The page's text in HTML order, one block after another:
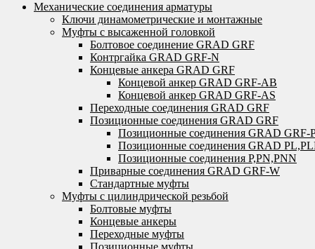
Механические соединения арматуры
Ключи динамометрические и монтажные
Муфты с высаженной головкой
Болтовое соединение GRAD GRF
Контргайка GRAD GRF-N
Концевые анкера GRAD GRF
Концевой анкер GRAD GRF-AB
Концевой анкер GRAD GRF-AS
Переходные соединения GRAD GRF
Позиционные соединения GRAD GRF
Позиционные соединения GRAD GRF-
Позиционные соединения GRAD
Позиционные соединения P,PN,PNN
Приварные соединения GRAD GRF-W
Стандартные муфты
Муфты с цилиндрической резьбой
Болтовые муфты
Концевые анкеры
Переходные муфты
Позиционные муфты